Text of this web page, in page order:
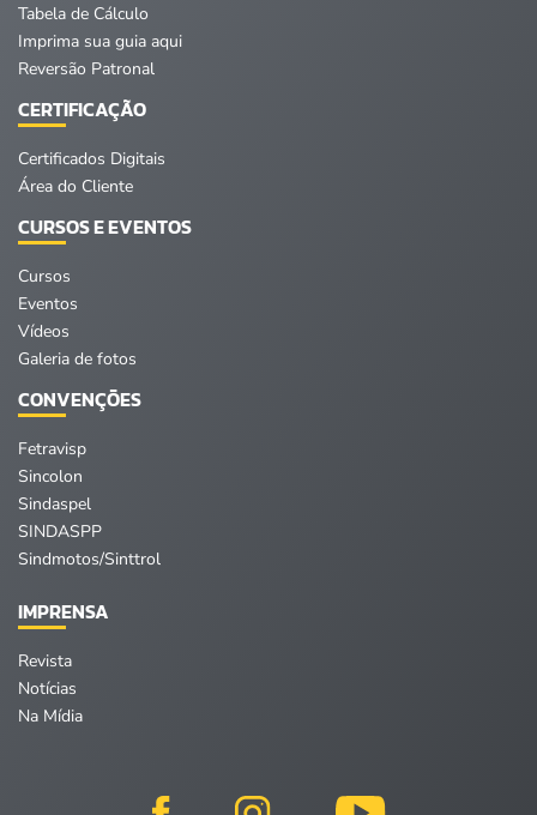
Tabela de Cálculo
Imprima sua guia aqui
Reversão Patronal
CERTIFICAÇÃO
Certificados Digitais
Área do Cliente
CURSOS E EVENTOS
Cursos
Eventos
Vídeos
Galeria de fotos
CONVENÇÕES
Fetravisp
Sincolon
Sindaspel
SINDASPP
Sindmotos/Sinttrol
IMPRENSA
Revista
Notícias
Na Mídia